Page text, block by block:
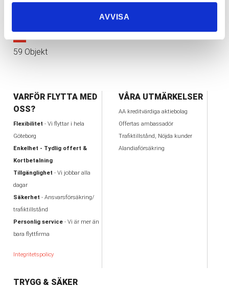
AVVISA
1 2 3 4 5 6 > ≫
59 Objekt
VARFÖR FLYTTA MED
OSS?
Flexibilitet - Vi flyttar i hela
Göteborg
Enkelhet - Tydlig offert &
Kortbetalning
Tillgänglighet - Vi jobbar alla
dagar
Säkerhet - Ansvarsförsäkring/
trafiktillstånd
Personlig service- Vi är mer än
bara flyttfirma
Integritetspolicy
VÅRA UTMÄRKELSER
AA kreditvärdiga aktiebolag
Offertas ambassadör
Trafiktillstånd, Nöjda kunder
Alandiaförsäkring
TRYGG & SÄKER